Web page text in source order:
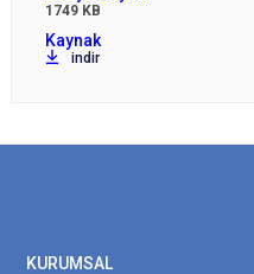
1749 KB
indir
KURUMSAL